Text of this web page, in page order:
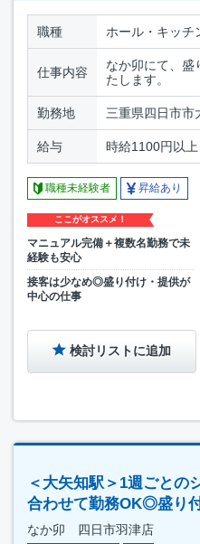
職種 ホール・キッチ
仕事内容
なか卯にて、盛
たします。
勤務地 三重県四日市市
給与 時給1100円以上
職種未経験者 昇給あり
ここがオススメ！
マニュアル完備＋複数名勤務で未
経験も安心
接客は少なめ◎盛り付け・提供が
中心の仕事
検討リストに追加
＜大矢知駅＞1週ごとの
合わせて勤務OK◎盛り
なか卯 四日市羽津店